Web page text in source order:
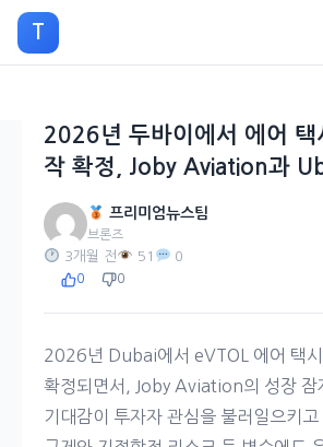
으
T
2026년 두바이에서 에어 택
작 확정, Joby Aviation과
프리미엄뉴스팀
브론즈
3개월 전 51 0
0 0
2026년 Dubai에서 eVTOL 에어 택시
확정되면서, Joby Aviation의 성장 잠
기대감이 투자자 관심을 불러일으키고